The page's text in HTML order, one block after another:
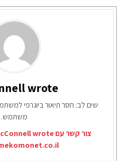
wrote
שים לב: חסר תיאור ביוגרפי
משתמש.
צור קשר עם McConnell wrote דרך המייל האדום: